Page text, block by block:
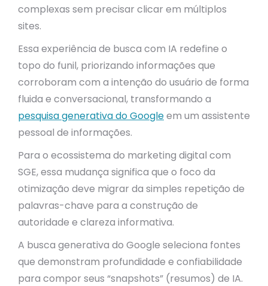
complexas sem precisar clicar em múltiplos
sites.
Essa experiência de busca com IA redefine o
topo do funil, priorizando informações que
corroboram com a intenção do usuário de forma
fluida e conversacional, transformando a
pesquisa generativa do Googleem um assistente
pessoal de informações.
Para o ecossistema do marketing digital com
SGE, essa mudança significa que o foco da
otimização deve migrar da simples repetição de
palavras-chave para a construção de
autoridade e clareza informativa.
A busca generativa do Google seleciona fontes
que demonstram profundidade e confiabilidade
para compor seus “snapshots” (resumos) de IA.